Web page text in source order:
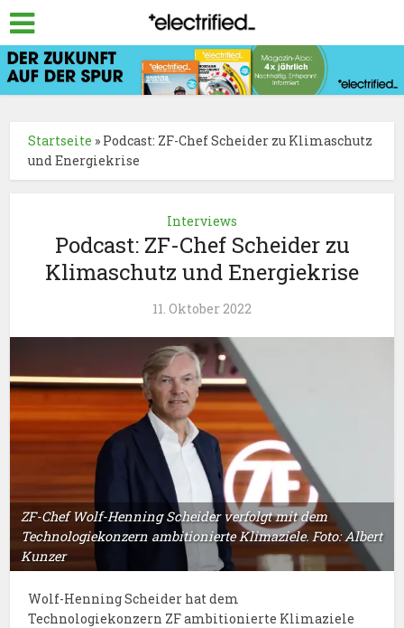
Startseite » Podcast: ZF-Chef Scheider zu Klimaschutz
und Energiekrise
Interviews
Podcast: ZF-Chef Scheider zu
Klimaschutz und Energiekrise
11. Oktober 2022
ZF-Chef Wolf-Henning Scheider verfolgt mit dem
Technologiekonzern ambitionierte Klimaziele. Foto: Albert
Kunzer
Wolf-Henning Scheider hat dem
Technologiekonzern ZF ambitionierte Klimaziele